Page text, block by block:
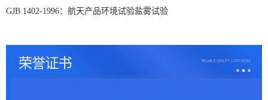
GJB 1402-1996：航天产品环境试验盐雾试验